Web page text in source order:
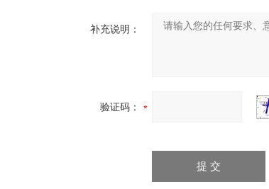
补充说明：
验证码：